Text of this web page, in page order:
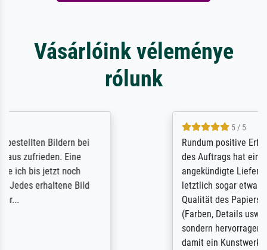
Vásárlóink véleménye
rólunk
Rundum positive Erfahrung. Die Ausführung
des Auftrags hat eine Weile gedauert, die
angekündigte Lieferzeit wurde aber
letztlich sogar etwas unterschritten. Die
Qualität des Papiers und des Drucks
(Farben, Details usw.) ist nicht nur gut,
sondern hervorragend. Selbst ein Druck ist
damit ein Kunstwerk im eigenen Sinne.